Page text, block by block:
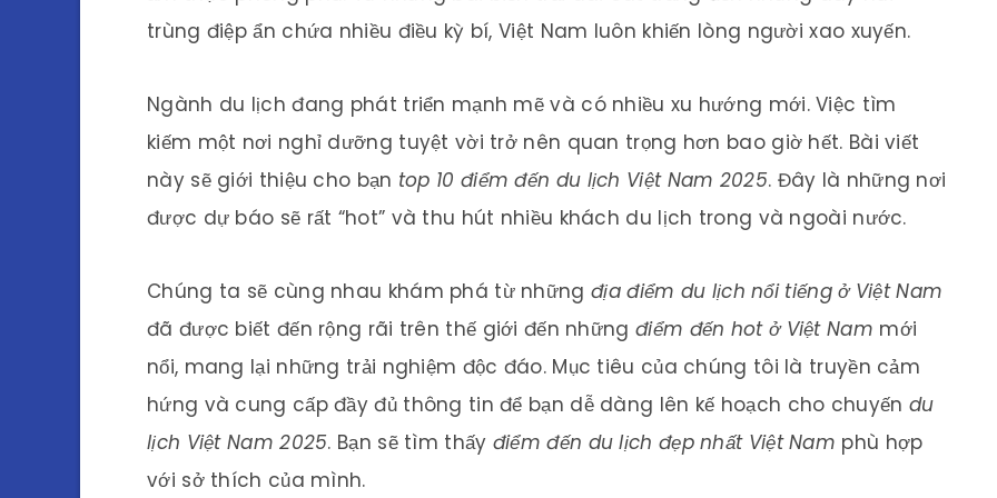
trùng điệp ẩn chứa nhiều điều kỳ bí, Việt Nam luôn khiến lòng người xao xuyến.
Ngành du lịch đang phát triển mạnh mẽ và có nhiều xu hướng mới. Việc tìm
kiếm một nơi nghỉ dưỡng tuyệt vời trở nên quan trọng hơn bao giờ hết. Bài viết
này sẽ giới thiệu cho bạn top 10 điểm đến du lịch Việt Nam 2025. Đây là những nơi
được dự báo sẽ rất “hot” và thu hút nhiều khách du lịch trong và ngoài nước.
Chúng ta sẽ cùng nhau khám phá từ những địa điểm du lịch nổi tiếng ở Việt Nam
đã được biết đến rộng rãi trên thế giới đến những điểm đến hot ở Việt Nam mới
nổi, mang lại những trải nghiệm độc đáo. Mục tiêu của chúng tôi là truyền cảm
hứng và cung cấp đầy đủ thông tin để bạn dễ dàng lên kế hoạch cho chuyến du
lịch Việt Nam 2025. Bạn sẽ tìm thấy điểm đến du lịch đẹp nhất Việt Nam phù hợp
với sở thích của mình.